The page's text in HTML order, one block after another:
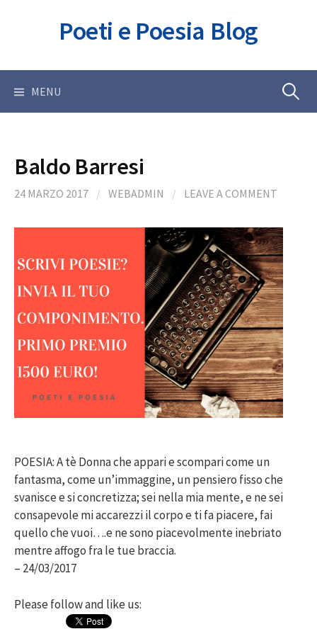
Poeti e Poesia Blog
MENU Ricerca
Baldo Barresi
24 MARZO 2017 / WEBADMIN / LEAVE A COMMENT
POESIA: A tè Donna che appari e scompari come un
fantasma, come un’immaggine, un pensiero fisso che
svanisce e si concretizza; sei nella mia mente, e ne sei
consapevole mi accarezzi il corpo e ti fa piacere, fai
quello che vuoi….e ne sono piacevolmente inebriato
mentre affogo fra le tue braccia.
– 24/03/2017
Please follow and like us: